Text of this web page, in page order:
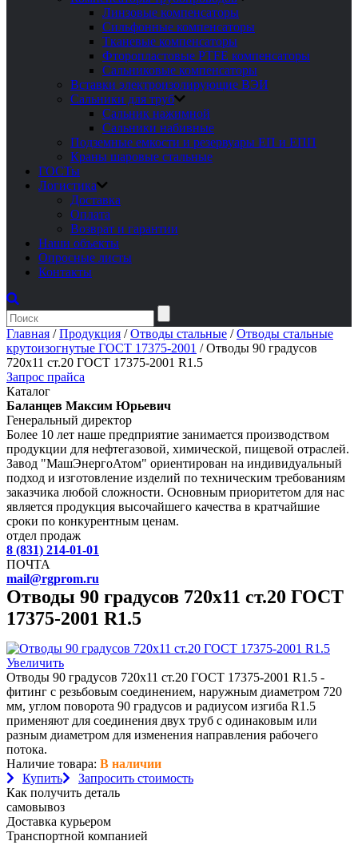
Линзовые компенсаторы
Сильфонные компенсаторы
Тканевые компенсаторы
Фторопластовые PTFE компенсаторы
Сальниковые компенсаторы
Вставки электроизолирующие ВЭИ
Сальники для труб
Сальник нажимной
Сальники набивные
Подземные емкости и резервуары ЕП и ЕПП
Краны шаровые стальные
ГОСТы
Логистика
Доставка
Оплата
Возврат и гарантии
Наши объекты
Опросные листы
Контакты
Главная /Продукция /Отводы стальные /Отводы стальные
крутоизогнутые ГОСТ 17375-2001 /Отводы 90 градусов
720х11 ст.20 ГОСТ 17375-2001 R1.5
Запрос прайса
Каталог
Баланцев Максим Юрьевич
Генеральный директор
Более 10 лет наше предприятие занимается производством
продукции для нефтегазовой, химической, пищевой отраслей.
Завод "МашЭнергоАтом" ориентирован на индивидуальный
подход и изготовление изделий по техническим требованиям
заказчика любой сложности. Основным приоритетом для нас
является продукция высочайшего качества в кратчайшие
сроки по конкурентным ценам.
отдел продаж
8 (831) 214-01-01
ПОЧТА
mail@rgprom.ru
Отводы 90 градусов 720х11 ст.20 ГОСТ
17375-2001 R1.5
Увеличить
Отводы 90 градусов 720х11 ст.20 ГОСТ 17375-2001 R1.5 -
фитинг с резьбовым соединением, наружным диаметром 720
мм, углом поворота 90 градусов и радиусом изгиба R1.5
применяют для соединения двух труб с одинаковым или
разным диаметром для изменения направления рабочего
потока.
Наличие товара: В наличии
Купить
Запросить стоимость
Как получить деталь
самовывоз
Доставка курьером
Транспортной компанией